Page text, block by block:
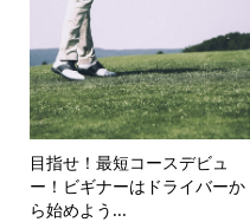
目指せ！最短コースデビュ
ー！ビギナーはドライバーか
ら始めよう...